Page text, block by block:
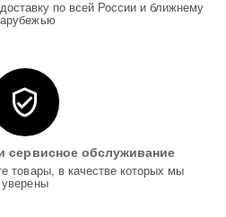
по всей России и ближнему
сервисное обслуживание
товары, в качестве которых мы
уверены